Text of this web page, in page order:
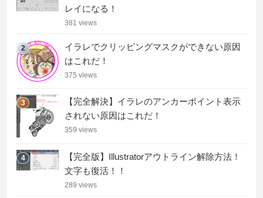
レイになる！
381 views
2
イラレでクリッピングマスクができない原因
はこれだ！
375 views
3
【完全解決】イラレのアンカーポイント表示
されない原因はこれだ！
359 views
4
【完全版】Illustratorアウトライン解除方法！
文字も復活！！
289 views